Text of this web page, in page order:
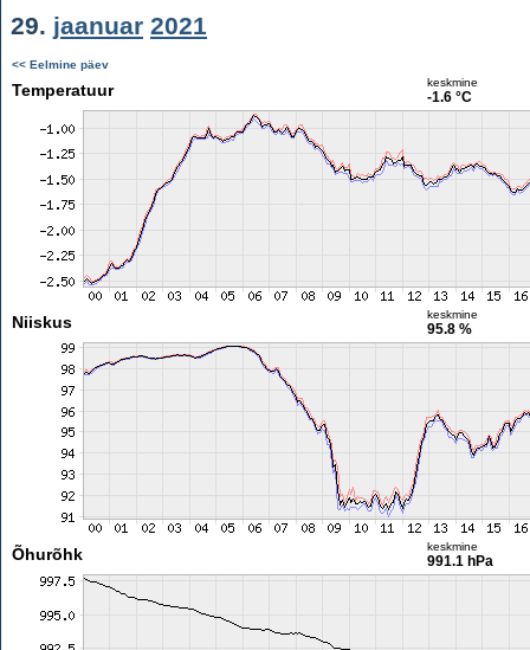
29. jaanuar 2021
<< Eelmine päev
Temperatuur keskmine
-1.6 °C
Niiskus keskmine
95.8 %
Õhurõhk keskmine
991.1 hPa